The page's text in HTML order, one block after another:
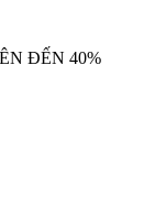
ĐẾN 40%